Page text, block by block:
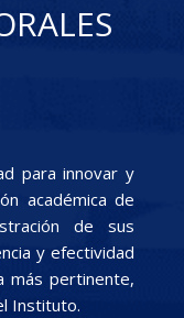
para innovar y
académica de
de sus
y efectividad
más pertinente,
Instituto.